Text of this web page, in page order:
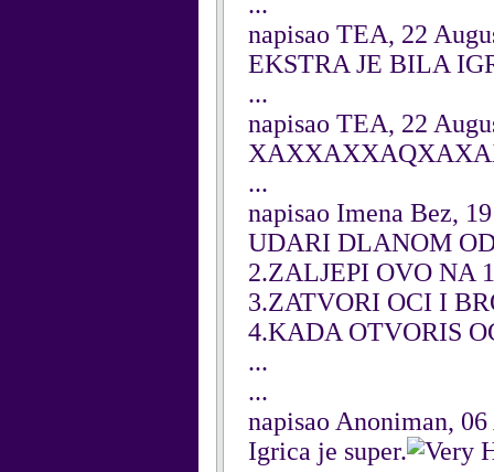
napisao TEA, 22
EKSTRA JE BILA
...
napisao TEA, 22
...
napisao Imena Bez,
UDARI DLANOM
2.ZALJEPI OVO NA
3.ZATVORI OCI I
4.KADA OTVORIS
...
...
napisao Anoniman,
Igrica je super.